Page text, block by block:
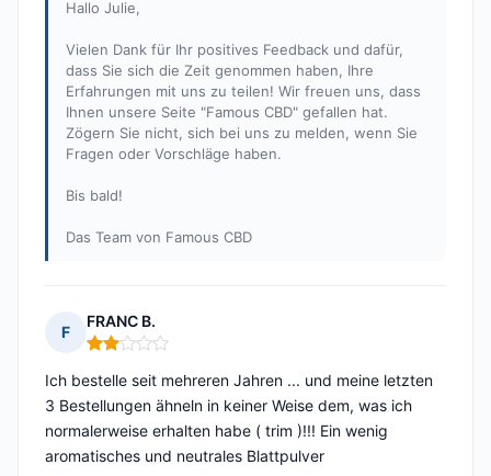
Hallo Julie,
Vielen Dank für Ihr positives Feedback und dafür,
dass Sie sich die Zeit genommen haben, Ihre
Erfahrungen mit uns zu teilen! Wir freuen uns, dass
Ihnen unsere Seite "Famous CBD" gefallen hat.
Zögern Sie nicht, sich bei uns zu melden, wenn Sie
Fragen oder Vorschläge haben.
Bis bald!
Das Team von Famous CBD
F
FRANC B.
Hinweis: 2 von 5
Ich bestelle seit mehreren Jahren ... und meine letzten
3 Bestellungen ähneln in keiner Weise dem, was ich
normalerweise erhalten habe ( trim )!!! Ein wenig
aromatisches und neutrales Blattpulver